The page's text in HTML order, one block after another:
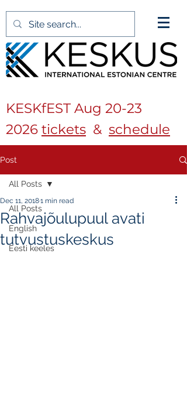
KESKfEST Aug 20-23
2026 tickets & schedule
Post
All Posts
English
Eesti keeles
All Posts
Rahvajõulupuul avati
tutvustuskeskus
Dec 11, 20181 min read